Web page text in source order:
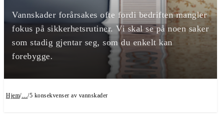
Vannskader forårsakes ofte fordi bedriften mangler
fokus på sikkerhetsrutiner. Vi skal se på noen saker
som stadig gjentar seg, som du enkelt kan
forebygge.
Hjem/…/5 konsekvenser av vannskader